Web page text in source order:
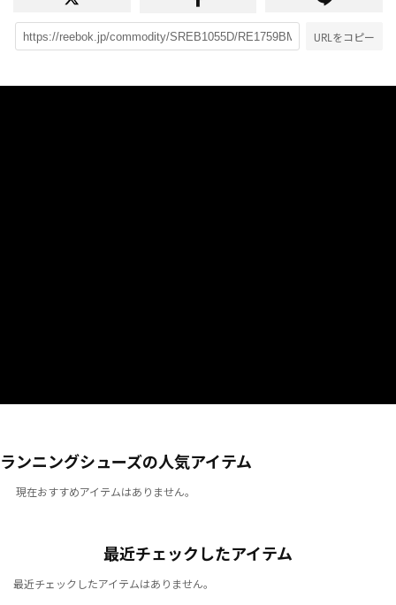
URLをコピー
ランニングシューズの人気アイテム
現在おすすめアイテムはありません。
最近チェックしたアイテム
最近チェックしたアイテムはありません。